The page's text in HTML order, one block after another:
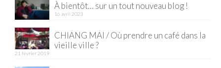
À bientôt… sur un tout nouveau blog !
16 avril 2023
CHIANG MAI / Où prendre un café dans la
vieille ville ?
21 février 2019